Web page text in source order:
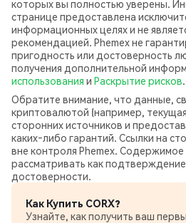
которых вы полностью уверены.
странице предоставлена
информационных целях и не
рекомендацией. Phemex не
пригодность или достоверность
получения дополнительной
использования и Раскрытие рисков.
Обратите внимание, что данные,
криптовалютой (например,
сторонних источников и
каких‑либо гарантий. Ссылки на
вне контроля Phemex.
рассматривать как
достоверности.
Как Купить CORX?
Узнайте, как получить ваш